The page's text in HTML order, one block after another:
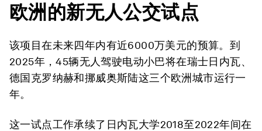
欧洲的新无人公交试点
该项目在未来四年内有近6000万美元的预算。到
2025年，45辆无人驾驶电动小巴将在瑞士日内瓦、
德国克罗纳赫和挪威奥斯陆这三个欧洲城市运行一
年。
这一试点工作承续了日内瓦大学2018至2022年间在